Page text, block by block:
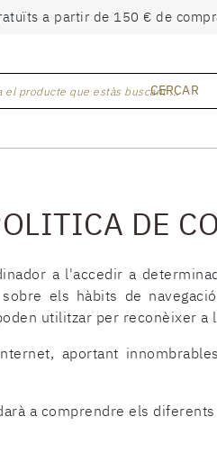
a partir de 150 € de
el producte que estàs buscant ...
CERCAR
DE
a l'accedir a
els hàbits de
utilitzar per reconèixer a
aportant
a comprendre els